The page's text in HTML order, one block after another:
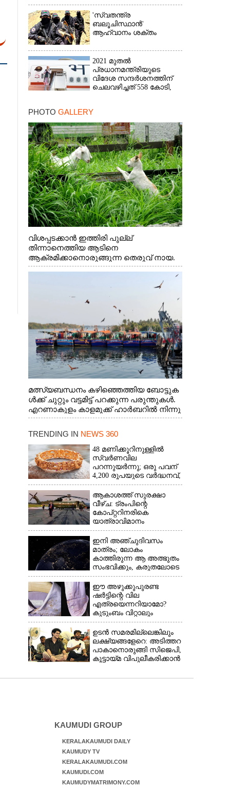
പ്രക്ഷോഭത്തെ പിന്തുണച്ച്
ആർഎസ്‌എസ് മേധാവി
'സ്വതന്ത്ര
ബലൂചിസ്ഥാൻ'
ആഹ്വാനം ശക്തം
2021 മുതൽ
പ്രധാനമന്ത്രിയുടെ
വിദേശ സന്ദർശനത്തിന്
ചെലവഴിച്ചത് 558 കോടി,
നിക്ഷേപം
PHOTO GALLERY
വിശപ്പടക്കാൻ ഇത്തിരി പുല്ല്
തിന്നാനെത്തിയ ആടിനെ
ആക്രമിക്കാനൊരുങ്ങുന്ന തെരുവ് നായ.
എറണാകുളം വാത്തുരുത്തിയിൽ നിന്നുള്ള
മത്സ്യബന്ധനം കഴിഞ്ഞെത്തിയ ബോട്ടുക
ൾക്ക് ചുറ്റും വട്ടമിട്ട് പറക്കുന്ന പരുന്തുകൾ.
എറണാകുളം കാളമുക്ക് ഹാർബറിൽ നിന്നു
ള്ള കാഴ്ച
TRENDING IN NEWS 360
48 മണിക്കൂറിനുള്ളിൽ
സ്വർണവില
പറന്നുയർന്നു; ഒരു പവന്
4,200 രൂപയുടെ വർദ്ധനവ്,
വിവാഹ സീസണിൽ
കനത്ത തിരിച്ചടി
ആകാശത്ത് സുരക്ഷാ
വീഴ്‌ച: ട്രംപിന്റെ
കോ‌പ്‌റ്ററിനരികെ
യാത്രാവിമാനം
ഇനി അഞ്ചുദിവസം
മാത്രം; ലോകം
കാത്തിരുന്ന ആ അത്ഭുതം
സംഭവിക്കും, കരുതലോടെ
വിദഗ്ധർ
ഈ അഴുക്കുപുരണ്ട
ഷർട്ടിന്റെ വില
എത്രയെന്നറിയാമോ?
കുടുംബം വിറ്റാലും
വാങ്ങാനാകില്ല
ഉടൻ സമരമില്ലെങ്കിലും
ലക്ഷ്യങ്ങളേറെ: അടിത്തറ
പാകാനൊരുങ്ങി സിജെപി,​
കൂട്ടായ്മ വിപുലീകരിക്കാൻ
KAUMUDI GROUP
KERALAKAUMUDI DAILY
KAUMUDY TV
KERALAKAUMUDI.COM
KAUMUDI.COM
KAUMUDYMATRIMONY.COM